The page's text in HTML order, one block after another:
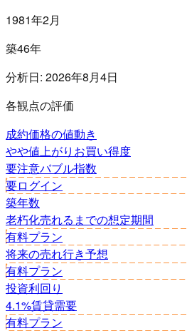
1981年2月
築46年
分析日: 2026年8月4日
各観点の評価
成約価格の値動き
やや値上がり お買い得度
要注意バブル指数
要ログイン
築年数
老朽化売れるまでの想定期間
有料プラン
将来の売れ行き予想
有料プラン
投資利回り
4.1%賃貸需要
有料プラン